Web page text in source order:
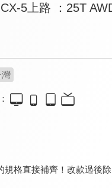
5上路 ：25T
灣
格直接補齊！改款過後